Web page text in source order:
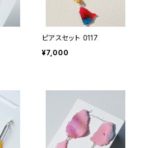
ピアスセット 0117
¥7,000